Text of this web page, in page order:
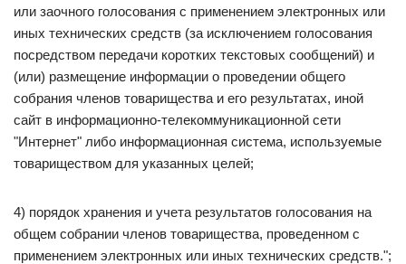
или заочного голосования с применением электронных или
иных технических средств (за исключением голосования
посредством передачи коротких текстовых сообщений) и
(или) размещение информации о проведении общего
собрания членов товарищества и его результатах, иной
сайт в информационно-телекоммуникационной сети
"Интернет" либо информационная система, используемые
товариществом для указанных целей;
4) порядок хранения и учета результатов голосования на
общем собрании членов товарищества, проведенном с
применением электронных или иных технических средств.";